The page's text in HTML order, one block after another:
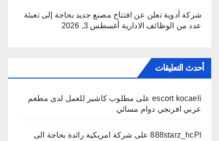
شركة أدوية تعلن عن افتتاح مصنع جديد بحاجة إلى تعبئة
عدد من الوظائف الادارية أغسطس 3, 2026
أحدث التعليقات
escort kocaeliعلى مطلوب كاشير للعمل لدى مطعم
عربي افرنجي دوام مسائي
888starz_hcPlعلى شركة امريكية رائدة بحاجة الى